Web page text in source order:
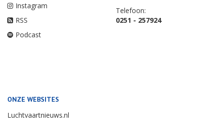
Instagram
RSS
Podcast
Telefoon:
0251 - 257924
ONZE WEBSITES
Luchtvaartnieuws.nl